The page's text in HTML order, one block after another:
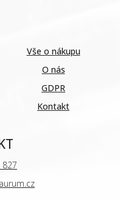
Vše o nákupu
O nás
GDPR
Kontakt